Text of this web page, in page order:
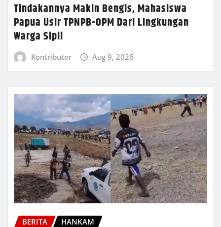
Tindakannya Makin Bengis, Mahasiswa
Papua Usir TPNPB-OPM Dari Lingkungan
Warga Sipil
Kontributor Aug 9, 2026
BERITA HANKAM